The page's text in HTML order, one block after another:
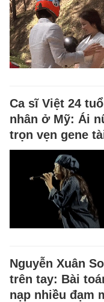
Ca sĩ Việt 24
nhân ở Mỹ: Ái
trọn vẹn gene
Nguyễn Xuân
trên tay: Bài
nạp nhiều đạm